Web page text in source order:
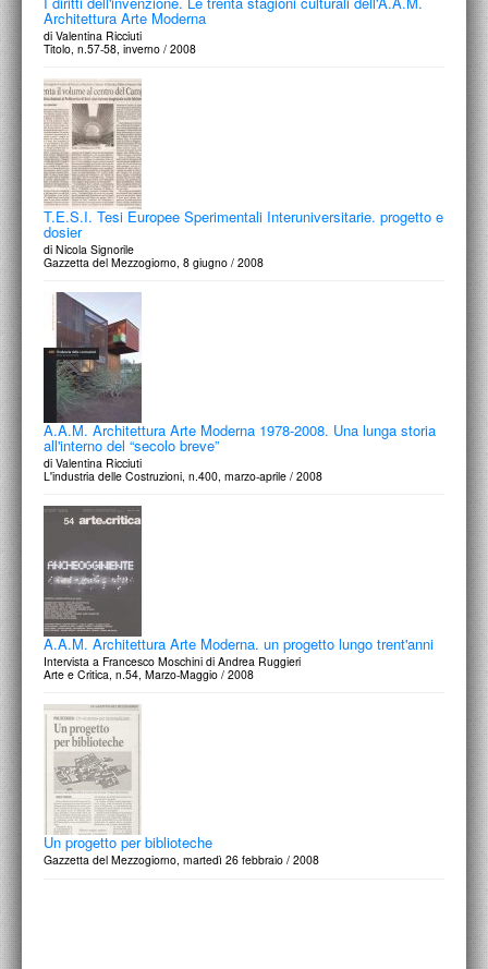
Architettura Arte Moderna
di Valentina Ricciuti
Titolo, n.57-58, inverno / 2008
T.E.S.I. Tesi Europee Sperimentali Interuniversitarie. progetto e
dosier
di Nicola Signorile
Gazzetta del Mezzogiorno, 8 giugno / 2008
A.A.M. Architettura Arte Moderna 1978-2008. Una lunga storia
all'interno del “secolo breve”
di Valentina Ricciuti
L'industria delle Costruzioni, n.400, marzo-aprile / 2008
A.A.M. Architettura Arte Moderna. un progetto lungo trent'anni
Intervista a Francesco Moschini di Andrea Ruggieri
Arte e Critica, n.54, Marzo-Maggio / 2008
Un progetto per biblioteche
Gazzetta del Mezzogiorno, martedì 26 febbraio / 2008